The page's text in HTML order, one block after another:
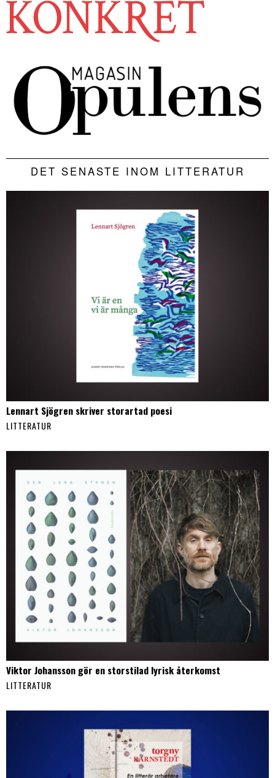
DET SENASTE INOM LITTERATUR
Lennart Sjögren skriver storartad poesi
LITTERATUR
Viktor Johansson gör en storstilad lyrisk återkomst
LITTERATUR